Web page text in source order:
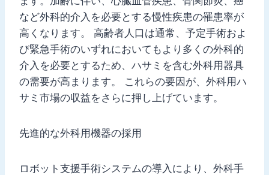
など外科的介入を必要とする慢性疾患の罹患率が
高くなります。 高齢者人口は通常、予定手術およ
び緊急手術のいずれにおいてもより多くの外科的
介入を必要とするため、ハサミを含む外科用器具
の需要が高まります。 これらの要因が、外科用ハ
サミ市場の収益をさらに押し上げています。
先進的な外科用機器の採用
ロボット支援手術システムの導入により、外科手